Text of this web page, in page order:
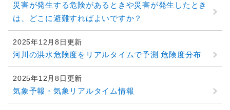
災害が発生する危険があるときや災害が発生したとき
は、どこに避難すればよいですか？
2025年12月8日更新
河川の洪水危険度をリアルタイムで予測 危険度分布
2025年12月8日更新
気象予報・気象リアルタイム情報